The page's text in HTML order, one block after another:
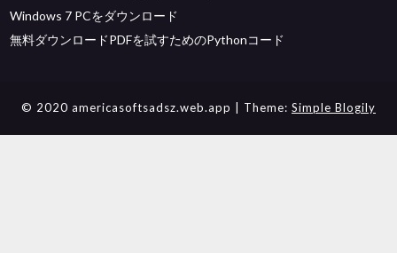
Windows 7 PCをダウンロード
無料ダウンロードPDFを試すためのPythonコード
© 2020 americasoftsadsz.web.app | Theme: Simple Blogily